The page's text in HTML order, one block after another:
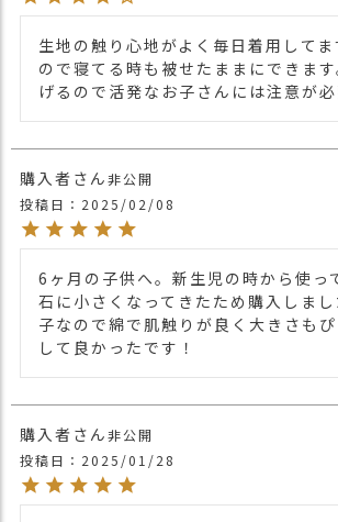
生地の触り心地がよく毎日着用して
ので寝てる時も被せたままにできま
げるので活発なお子さんには注意が必
購入者
非公開
投稿日
2025/02/08
6ヶ月の子供へ。新生児の時から使っ
石に小さくなってきたため購入しま
子なので綿で肌触りが良く大きさも
して良かったです！
購入者
非公開
投稿日
2025/01/28